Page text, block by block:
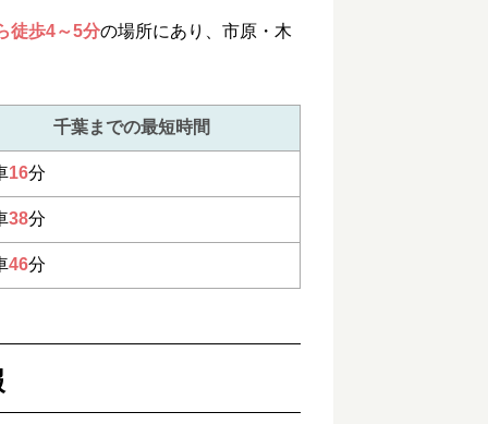
徒歩4～5分の場所にあり、市原・木
千葉までの最短時間
16分
38分
46分